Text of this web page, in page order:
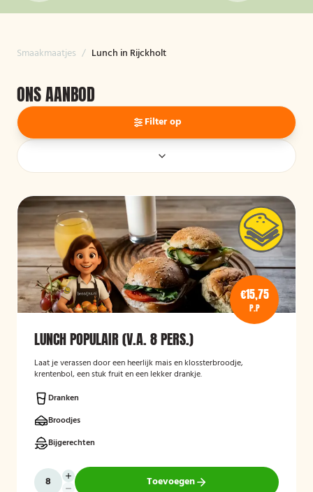
Smaakmaatjes / Lunch in Rijckholt
ONS AANBOD
Filter op
€15,75
P.P
LUNCH POPULAIR (V.A. 8 PERS.)
Laat je verassen door een heerlijk mais en klossterbroodje,
krentenbol, een stuk fruit en een lekker drankje.
Dranken
Broodjes
Bijgerechten
Toevoegen